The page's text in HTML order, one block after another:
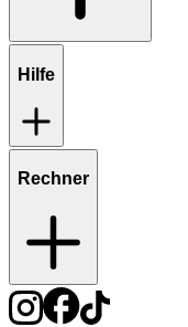
Hilfe
Rechner